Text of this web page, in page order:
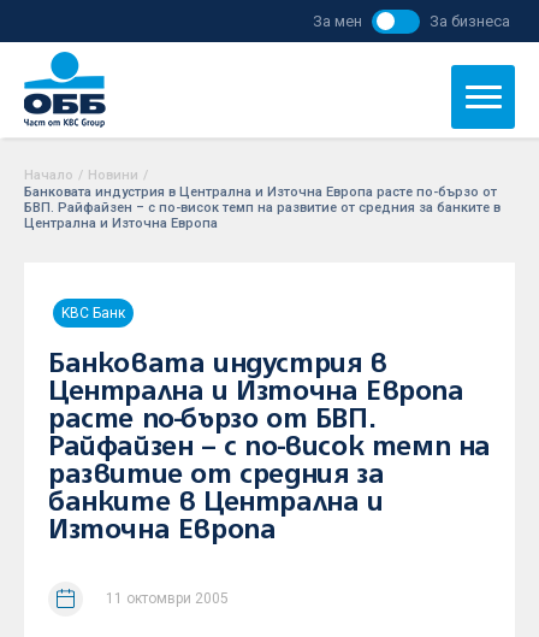
За мен За бизнеса
Начало / Новини /
Банковата индустрия в Централна и Източна Европа расте по-бързо от
БВП. Райфайзен – с по-висок темп на развитие от средния за банките в
Централна и Източна Европа
KBC Банк
Банковата индустрия в
Централна и Източна Европа
расте по-бързо от БВП.
Райфайзен – с по-висок темп на
развитие от средния за
банките в Централна и
Източна Европа
11 октомври 2005